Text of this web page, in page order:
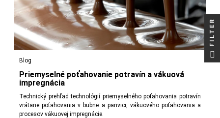
Blog
Priemyselné poťahovanie potravín a vákuová
impregnácia
Technický prehľad technológií priemyselného poťahovania potravín
vrátane poťahovania v bubne a panvici, vákuového poťahovania a
procesov vákuovej impregnácie.
FILTER